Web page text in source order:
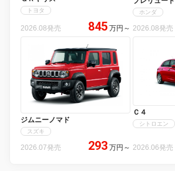
トヨタ
2026.08発売 845 万円 ～
ホンダ
2026.08発売
ジムニーノマド
スズキ
2026.07発売 293 万円 ～
Ｃ４
シトロエン
2026.06発売